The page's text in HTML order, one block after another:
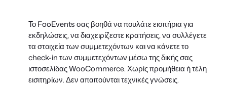
Το FooEvents σας βοηθά να πουλάτε εισιτήρια για
εκδηλώσεις, να διαχειρίζεστε κρατήσεις, να συλλέγετε
τα στοιχεία των συμμετεχόντων και να κάνετε το
check-in των συμμετεχόντων μέσω της δικής σας
ιστοσελίδας WooCommerce. Χωρίς προμήθεια ή τέλη
εισιτηρίων. Δεν απαιτούνται τεχνικές γνώσεις.